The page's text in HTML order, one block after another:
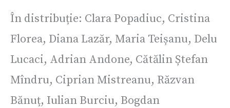
În distribuție: Clara Popadiuc, Cristina
Florea, Diana Lazăr, Maria Teișanu, Delu
Lucaci, Adrian Andone, Cătălin Ștefan
Mîndru, Ciprian Mistreanu, Răzvan
Bănuț, Iulian Burciu, Bogdan